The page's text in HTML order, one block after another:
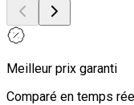
Meilleur prix garanti
Comparé en temps